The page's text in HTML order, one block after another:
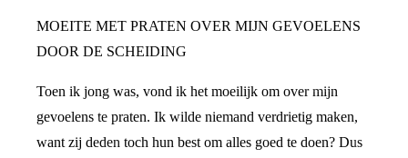
MOEITE MET PRATEN OVER MIJN GEVOELENS
DOOR DE SCHEIDING
Toen ik jong was, vond ik het moeilijk om over mijn
gevoelens te praten. Ik wilde niemand verdrietig maken,
want zij deden toch hun best om alles goed te doen? Dus